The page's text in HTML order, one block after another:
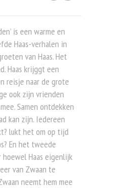
is een warme en
Haas-verhalen in
van Haas. Het
Haas krijggt een
reisje naar de grote
ook zijn vrienden
Samen ontdekken
kan zijn. Iedereen
lukt het om op tijd
En het tweede
Haas eigenlijk
van Zwaan te
neemt hem mee